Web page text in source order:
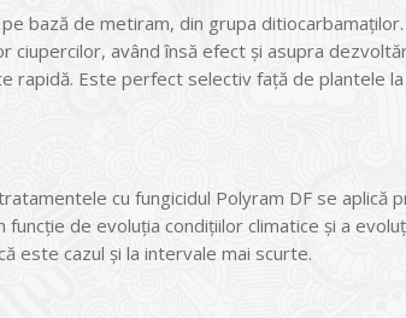
bază de metiram, din grupa
ciupercilor, având însă efect şi asupra
rapidă. Este perfect selectiv faţă de plantele la
cu fungicidul Polyram DF se aplică
funcţie de evoluţia condiţiilor climatice şi a
este cazul şi la intervale mai scurte.